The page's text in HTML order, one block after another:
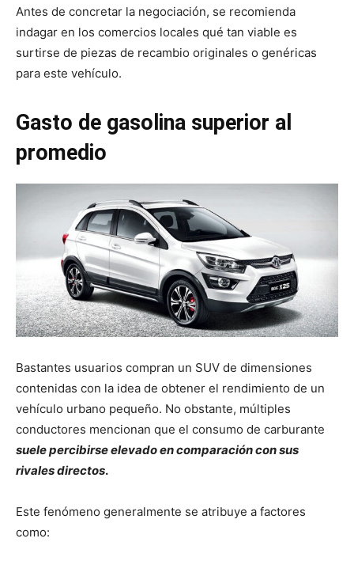
Antes de concretar la negociación, se recomienda
indagar en los comercios locales qué tan viable es
surtirse de piezas de recambio originales o genéricas
para este vehículo.
Gasto de gasolina superior al
promedio
Bastantes usuarios compran un SUV de dimensiones
contenidas con la idea de obtener el rendimiento de un
vehículo urbano pequeño. No obstante, múltiples
conductores mencionan que el consumo de carburante
suele percibirse elevado en comparación con sus
rivales directos.
Este fenómeno generalmente se atribuye a factores
como: